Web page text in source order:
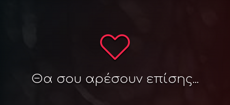
Θα σου αρέσουν επίσης...